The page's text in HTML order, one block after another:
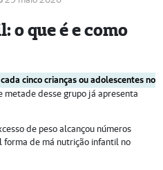
o que é e como
cinco crianças ou adolescentes no
metade desse grupo já apresenta
de peso alcançou números
de má nutrição infantil no